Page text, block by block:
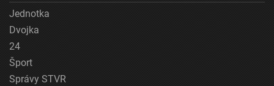
Jednotka
Dvojka
24
Šport
Správy STVR